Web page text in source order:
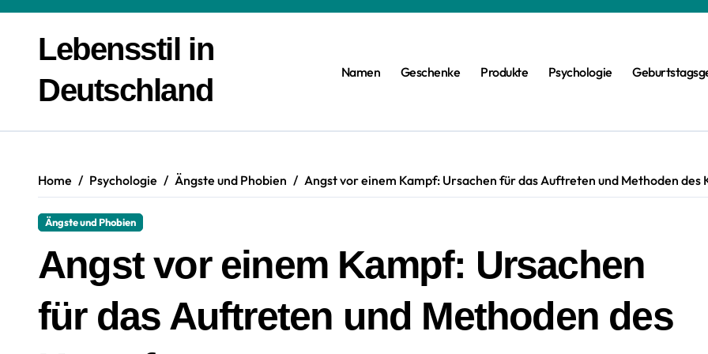
springenLebensstil in
Deutschland
Namen Geschenke Produkte Psychologie
Home Psychologie Ängste und Phobien Angst vor einem Kampf: Ursachen für das Auftreten und Methoden des
Ängste und Phobien
Angst vor einem Kampf: Ursachen
für das Auftreten und Methoden des